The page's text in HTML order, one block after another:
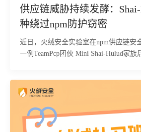
供应链威胁持续发酵：
种绕过npm防护窃密
近日，火绒安全实验室在npm供应链安
一例TeamPcp团伙 Mini Shai-Hulud家族
衍生版本，核心攻击逻辑、窃密传播机
属于该团伙持续迭代的供应链攻击产物。